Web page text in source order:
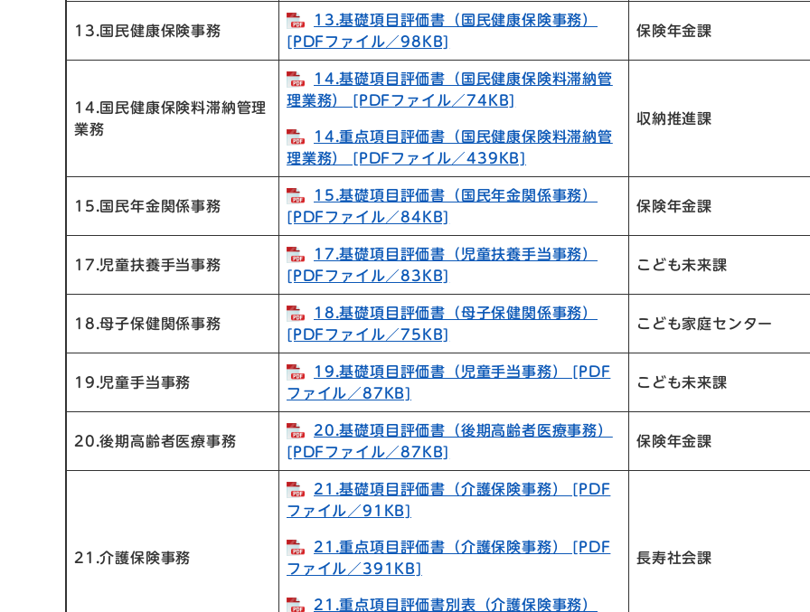
13.国民健康保険事務
13.基礎項目評価書（国民健康保険事務）
[PDFファイル／98KB]
保険年金課
14.国民健康保険料滞納管理
業務
14.基礎項目評価書（国民健康保険料滞納管
理業務） [PDFファイル／74KB]
14.重点項目評価書（国民健康保険料滞納管
理業務） [PDFファイル／439KB]
収納推進課
15.国民年金関係事務
15.基礎項目評価書（国民年金関係事務）
[PDFファイル／84KB]
保険年金課
17.児童扶養手当事務
17.基礎項目評価書（児童扶養手当事務）
[PDFファイル／83KB]
こども未来課
18.母子保健関係事務
18.基礎項目評価書（母子保健関係事務）
[PDFファイル／75KB]
こども家庭センター
19.児童手当事務
19.基礎項目評価書（児童手当事務） [PDF
ファイル／87KB]
こども未来課
20.後期高齢者医療事務
20.基礎項目評価書（後期高齢者医療事務）
[PDFファイル／87KB]
保険年金課
21.介護保険事務
21.基礎項目評価書（介護保険事務） [PDF
ファイル／91KB]
21.重点項目評価書（介護保険事務） [PDF
ファイル／391KB]
21.重点項目評価書別表（介護保険事務）
長寿社会課